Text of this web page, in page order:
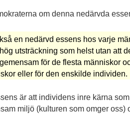
om denna nedärvda
en nedärvd essens hos varje
utsträckning som helst utan att
för de flesta människor
eller för den enskilde individen.
är att individens inre kärna
miljö (kulturen som omger